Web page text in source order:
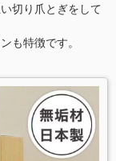
切り爪とぎをして
も特徴です。